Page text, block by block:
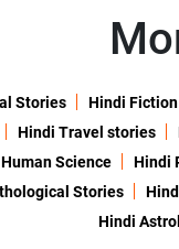
Stories Hindi
Hindi Travel stories
Science Hindi
Stories
Hindi